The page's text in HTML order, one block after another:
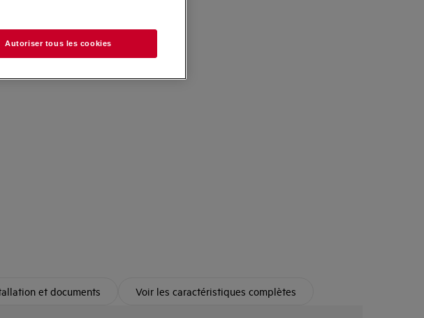
et documents Voir les caractéristiques complètes
Autoriser tous les cookies